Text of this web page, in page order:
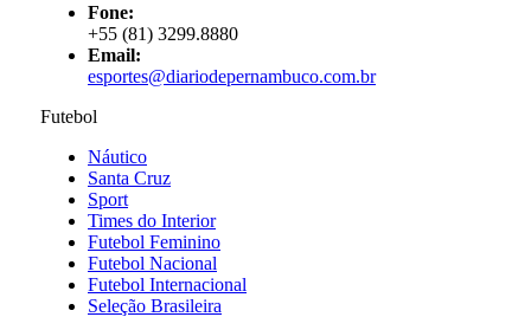
Fone:
+55 (81) 3299.8880
Email:
esportes@diariodepernambuco.com.br
Futebol
Náutico
Santa Cruz
Sport
Times do Interior
Futebol Feminino
Futebol Nacional
Futebol Internacional
Seleção Brasileira